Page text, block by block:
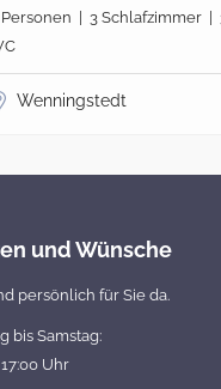
| 3 Schlafzimmer |
Wenningstedt
und Wünsche
persönlich für Sie da.
bis Samstag:
Uhr